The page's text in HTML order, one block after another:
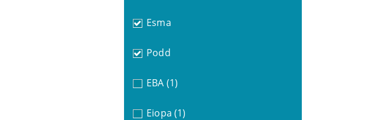
Esma
Podd
EBA (1)
Eiopa (1)